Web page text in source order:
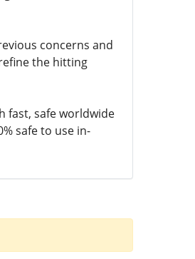
concerns and
the hitting
fast, safe worldwide
safe to use in-